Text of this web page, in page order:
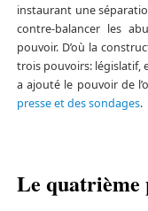
instaurant une
contre-balancer les
pouvoir. D’où la
trois pouvoirs: législatif,
a ajouté le pouvoir de
presse et des sondages.
Le quatrième